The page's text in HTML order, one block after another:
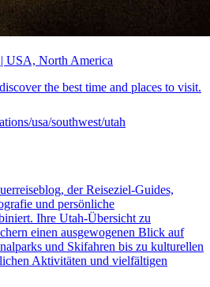
USA, North America
the best time and places to visit.
usa/southwest/utah
der Reiseziel-Guides,
und persönliche
Ihre Utah-Übersicht zu
einen ausgewogenen Blick auf
und Skifahren bis zu kulturellen
Aktivitäten und vielfältigen